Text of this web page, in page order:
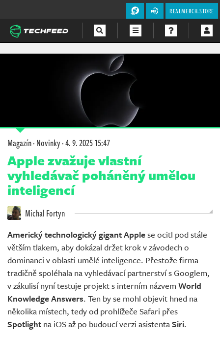
REALMERCH.STORE
Magazín·Novinky·4. 9. 2025 15:47
Apple zvažuje vlastní
vyhledávač poháněný umělou
inteligencí
Michal Fortyn
Americký technologický gigant Applese ocitl pod stále
větším tlakem, aby dokázal držet krok v závodech o
dominanci v oblasti umělé inteligence. Přestože firma
tradičně spoléhala na vyhledávací partnerství s Googlem,
v zákulisí nyní testuje projekt s interním názvem World
Knowledge Answers. Ten by se mohl objevit hned na
několika místech, tedy od prohlížeče Safari přes
Spotlight na iOS až po budoucí verzi asistentaSiri.